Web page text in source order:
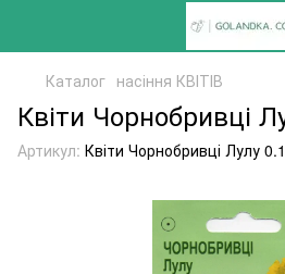
Каталог насіння КВІТІВ
Квіти Чорнобривці
Артикул: Квіти Чорнобривці Лулу